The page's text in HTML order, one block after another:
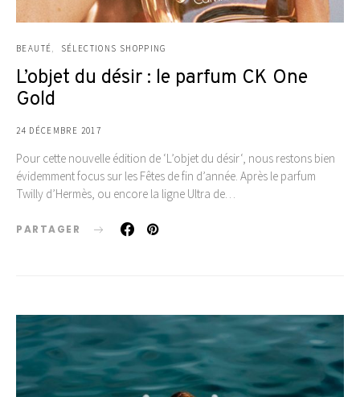
BEAUTÉ SÉLECTIONS SHOPPING
L’objet du désir : le parfum CK One
Gold
24 DÉCEMBRE 2017
Pour cette nouvelle édition de ‘L’objet du désir‘, nous restons bien
évidemment focus sur les Fêtes de fin d’année. Après le parfum
Twilly d’Hermès, ou encore la ligne Ultra de…
PARTAGER